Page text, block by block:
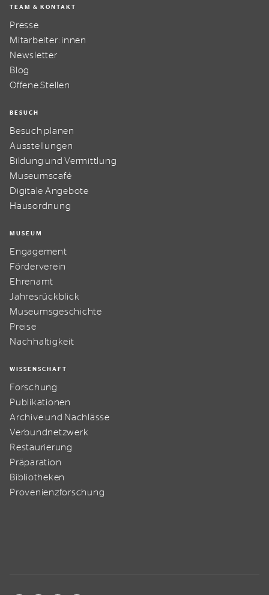
TEAM & KONTAKT
Presse
Mitarbeiter:innen
Newsletter
Blog
Offene Stellen
BESUCH
Besuch planen
Ausstellungen
Bildung und Vermittlung
Museumscafé
Digitale Angebote
Hausordnung
MUSEUM
Engagement
Förderverein
Ehrenamt
Jahresrückblick
Museumsgeschichte
Preise
Nachhaltigkeit
WISSENSCHAFT
Forschung
Publikationen
Archive und Nachlässe
Verbundnetzwerk
Restaurierung
Präparation
Bibliotheken
Provenienzforschung